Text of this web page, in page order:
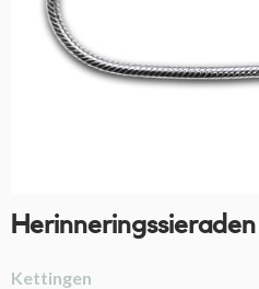
Herinneringssieraden
Kettingen